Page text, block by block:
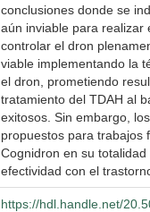
conclusiones donde se
aún inviable para realizar
controlar el dron
viable implementando la
el dron, prometiendo
tratamiento del TDAH al
exitosos. Sin embargo,
propuestos para trabajos
Cognidron en su
efectividad con el
https://hdl.handle.net/